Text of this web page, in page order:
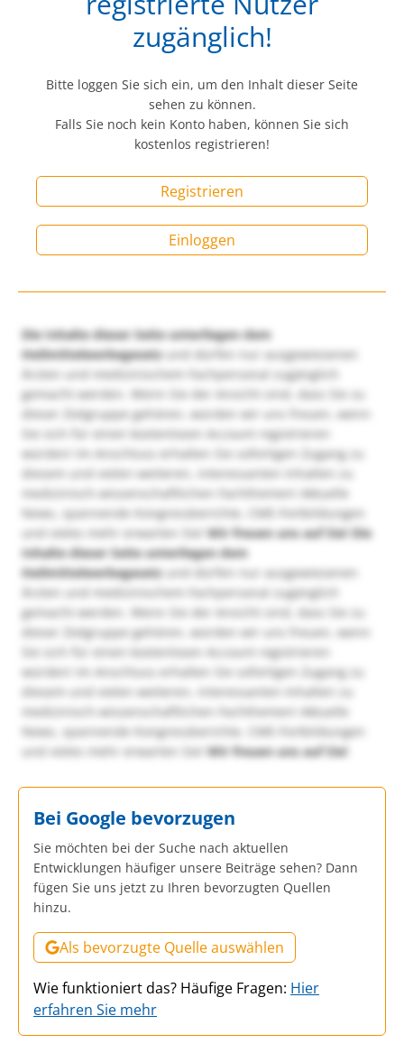
zugänglich!
Bitte loggen Sie sich ein, um den Inhalt dieser Seite
sehen zu können.
Falls Sie noch kein Konto haben, können Sie sich
kostenlos registrieren!
Registrieren
Einloggen
Die Inhalte dieser Seite unterliegen dem
Heilmittelwerbegesetzund dürfen nur ausgewiesenen
Ärzten und medizinischem Fachpersonal zugänglich
gemacht werden. Wenn Sie der Ansicht sind, dass Sie zu
dieser Zielgruppe gehören, würden wir uns freuen, wenn
Sie sich für einen kostenlosen Account registrieren
würden! Im Anschluss erhalten Sie sofortigen Zugang zu
diesem und vielen weiteren, interessanten Inhalten zu
medizinisch-wissenschaftlichen Fachthemen! Aktuelle
News, spannende Kongressberichte, CME-Fortbildungen
und vieles mehr erwarten Sie!Wir freuen uns auf Sie! Die
Inhalte dieser Seite unterliegen dem
Heilmittelwerbegesetzund dürfen nur ausgewiesenen
Ärzten und medizinischem Fachpersonal zugänglich
gemacht werden. Wenn Sie der Ansicht sind, dass Sie zu
dieser Zielgruppe gehören, würden wir uns freuen, wenn
Sie sich für einen kostenlosen Account registrieren
würden! Im Anschluss erhalten Sie sofortigen Zugang zu
diesem und vielen weiteren, interessanten Inhalten zu
medizinisch-wissenschaftlichen Fachthemen! Aktuelle
News, spannende Kongressberichte, CME-Fortbildungen
und vieles mehr erwarten Sie!Wir freuen uns auf Sie!
Bei Google bevorzugen
Sie möchten bei der Suche nach aktuellen
Entwicklungen häufiger unsere Beiträge sehen? Dann
fügen Sie uns jetzt zu Ihren bevorzugten Quellen
hinzu.
Als bevorzugte Quelle auswählen
Wie funktioniert das? Häufige Fragen: Hier
erfahren Sie mehr